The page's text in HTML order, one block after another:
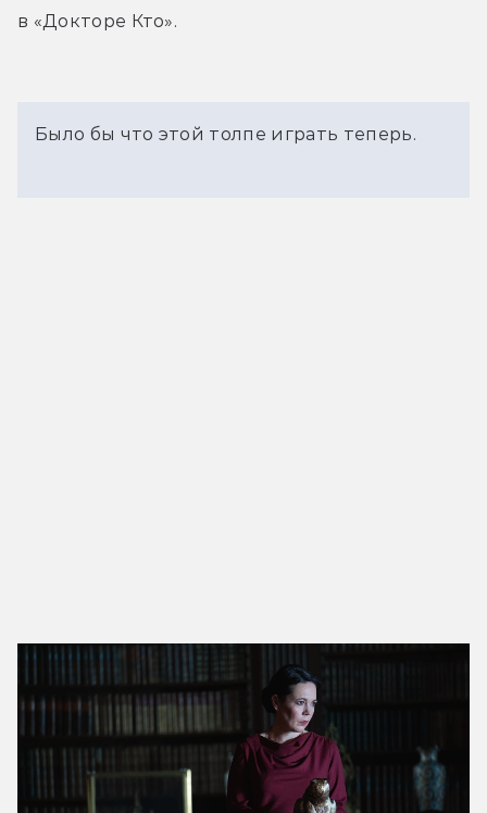
в «Докторе Кто».
Было бы что этой толпе играть теперь.